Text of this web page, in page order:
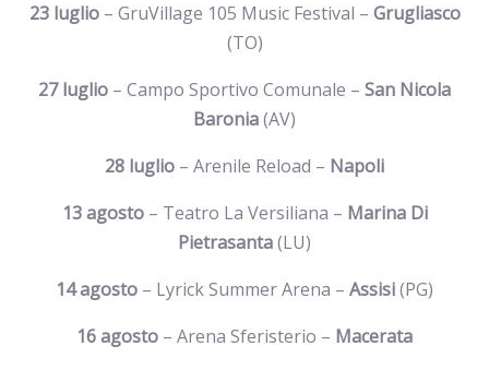
23 luglio – GruVillage 105 Music Festival – Grugliasco
(TO)
27 luglio – Campo Sportivo Comunale – San Nicola
Baronia(AV)
28 luglio – Arenile Reload – Napoli
13 agosto – Teatro La Versiliana – Marina Di
Pietrasanta(LU)
14 agosto – Lyrick Summer Arena – Assisi(PG)
16 agosto – Arena Sferisterio – Macerata